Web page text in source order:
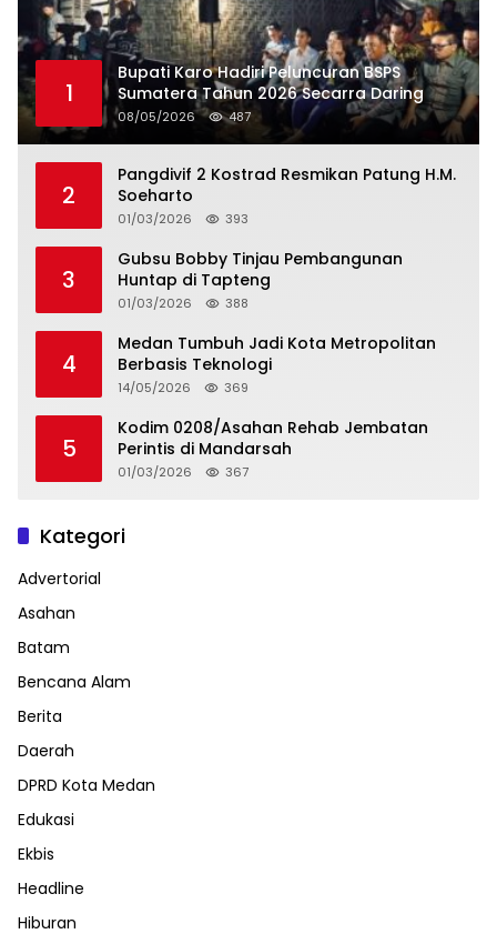
1
Bupati Karo Hadiri Peluncuran BSPS
Sumatera Tahun 2026 Secarra Daring
08/05/2026 487
2
Pangdivif 2 Kostrad Resmikan Patung H.M.
Soeharto
01/03/2026 393
3
Gubsu Bobby Tinjau Pembangunan
Huntap di Tapteng
01/03/2026 388
4
Medan Tumbuh Jadi Kota Metropolitan
Berbasis Teknologi
14/05/2026 369
5
Kodim 0208/Asahan Rehab Jembatan
Perintis di Mandarsah
01/03/2026 367
Kategori
Advertorial
Asahan
Batam
Bencana Alam
Berita
Daerah
DPRD Kota Medan
Edukasi
Ekbis
Headline
Hiburan